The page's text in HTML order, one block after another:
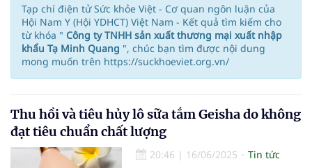
Tạp chí điện tử Sức khỏe Việt - Cơ quan ngôn luận của
Hội Nam Y (Hội YDHCT) Việt Nam - Kết quả tìm kiếm cho
từ khóa " Công ty TNHH sản xuất thương mại xuất nhập
khẩu Tạ Minh Quang ", chúc bạn tìm được nội dung
mong muốn trên https://suckhoeviet.org.vn/
Thu hồi và tiêu hủy lô sữa tắm Geisha do không
đạt tiêu chuẩn chất lượng
20:46 | 16/06/2025
Tin tức